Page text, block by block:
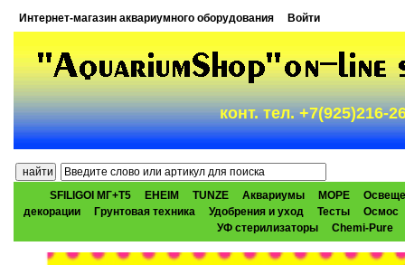
Интернет-магазин аквариумного оборудования Войти
конт. тел. +7(925)216-
SFILIGOI МГ+Т5 EHEIM TUNZE Аквариумы МОРЕ
декорации
Грунтовая техника Удобрения и уход Тесты
Осмос
УФ стерилизаторы
Chemi-Pure